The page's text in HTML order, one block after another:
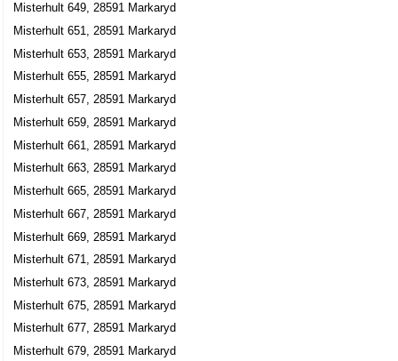
Misterhult 649, 28591 Markaryd
Misterhult 651, 28591 Markaryd
Misterhult 653, 28591 Markaryd
Misterhult 655, 28591 Markaryd
Misterhult 657, 28591 Markaryd
Misterhult 659, 28591 Markaryd
Misterhult 661, 28591 Markaryd
Misterhult 663, 28591 Markaryd
Misterhult 665, 28591 Markaryd
Misterhult 667, 28591 Markaryd
Misterhult 669, 28591 Markaryd
Misterhult 671, 28591 Markaryd
Misterhult 673, 28591 Markaryd
Misterhult 675, 28591 Markaryd
Misterhult 677, 28591 Markaryd
Misterhult 679, 28591 Markaryd